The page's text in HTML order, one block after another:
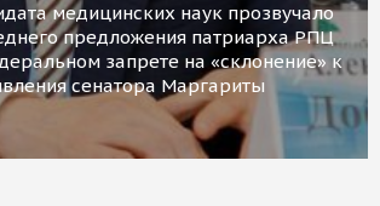
медицинских наук прозвучало
предложения патриарха РПЦ
запрете на «склонение» к
сенатора Маргариты